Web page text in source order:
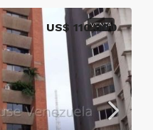
VENTA
US$ 110,000